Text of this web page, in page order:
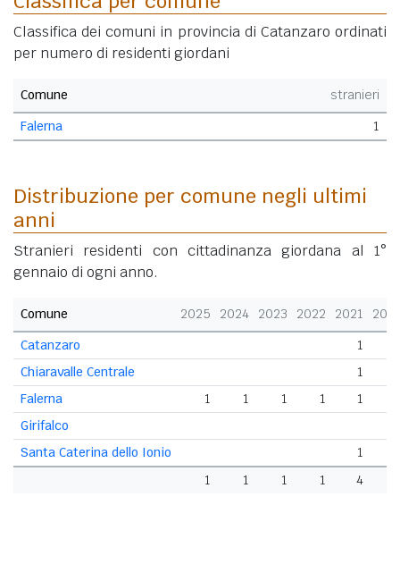
Classifica dei comuni in provincia di Catanzaro ordinati
per numero di residenti giordani
Comune
stranieri
Falerna
1
Distribuzione per comune negli ultimi
anni
Stranieri residenti con cittadinanza giordana al 1°
gennaio di ogni anno.
Comune 2025 2024 2023 2022 2021
Catanzaro
1
Chiaravalle Centrale
1
Falerna
1 1 1 1 1
Girifalco
Santa Caterina dello Ionio
1
1
1 1 1 4